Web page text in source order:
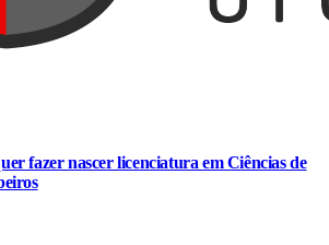
fazer nascer licenciatura em Ciências de